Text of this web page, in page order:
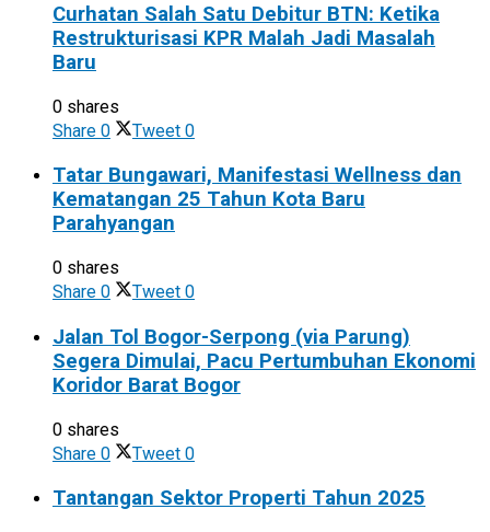
Curhatan Salah Satu Debitur BTN: Ketika
Restrukturisasi KPR Malah Jadi Masalah
Baru
0 shares
Share 0 Tweet 0
Tatar Bungawari, Manifestasi Wellness dan
Kematangan 25 Tahun Kota Baru
Parahyangan
0 shares
Share 0 Tweet 0
Jalan Tol Bogor-Serpong (via Parung)
Segera Dimulai, Pacu Pertumbuhan Ekonomi
Koridor Barat Bogor
0 shares
Share 0 Tweet 0
Tantangan Sektor Properti Tahun 2025